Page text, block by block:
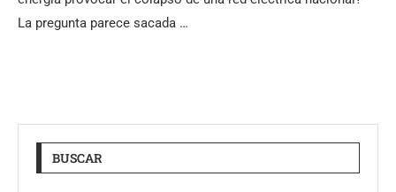
La pregunta parece sacada …
BUSCAR